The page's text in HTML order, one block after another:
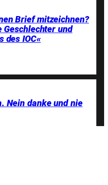
Brief mitzeichnen?
Geschlechter und
des IOC«
Nein danke und nie